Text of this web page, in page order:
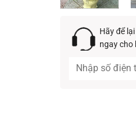
Hãy để lại
ngay cho